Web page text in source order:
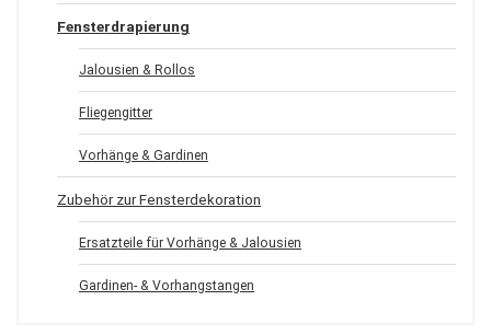
Fensterdrapierung
Jalousien & Rollos
Fliegengitter
Vorhänge & Gardinen
Zubehör zur Fensterdekoration
Ersatzteile für Vorhänge & Jalousien
Gardinen- & Vorhangstangen